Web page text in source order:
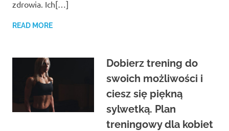
zdrowia. Ich[…]
READ MORE
Dobierz trening do
swoich możliwości i
ciesz się piękną
sylwetką. Plan
treningowy dla kobiet